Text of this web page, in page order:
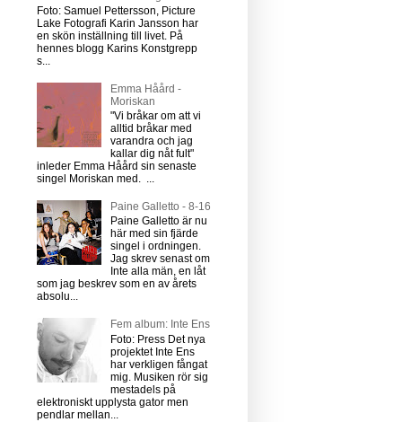
Foto: Samuel Pettersson, Picture
Lake Fotografi Karin Jansson har
en skön inställning till livet. På
hennes blogg Karins Konstgrepp
s...
Emma Håård -
Moriskan
"Vi bråkar om att vi
alltid bråkar med
varandra och jag
kallar dig nåt fult"
inleder Emma Håård sin senaste
singel Moriskan med. ...
Paine Galletto - 8-16
Paine Galletto är nu
här med sin fjärde
singel i ordningen.
Jag skrev senast om
Inte alla män, en låt
som jag beskrev som en av årets
absolu...
Fem album: Inte Ens
Foto: Press Det nya
projektet Inte Ens
har verkligen fångat
mig. Musiken rör sig
mestadels på
elektroniskt upplysta gator men
pendlar mellan...